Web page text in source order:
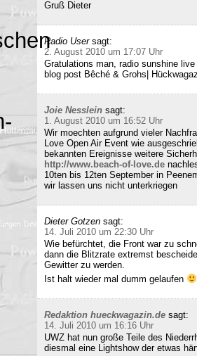
Gruß Dieter
Radio User sagt:
2. August 2010 um 17:07 Uhr
Gratulations man, radio sunshine
blog post Bêché & Grohs|
Joie Nesslein sagt:
1. August 2010 um 16:52 Uhr
Wir moechten aufgrund vieler
Love Open Air Event wie
bekannten Ereignisse weitere
http://www.beach-of-love.de
10ten bis 12ten September in
wir lassen uns nicht unterkriegen
Dieter Gotzen sagt:
14. Juli 2010 um 22:30 Uhr
Wie befürchtet, die Front war zu
dann die Blitzrate extremst
Gewitter zu werden.
Ist halt wieder mal dumm gelaufen
Redaktion hueckwagazin.de sagt:
14. Juli 2010 um 16:16 Uhr
UWZ hat nun große Teile des
diesmal eine Lightshow der etwas